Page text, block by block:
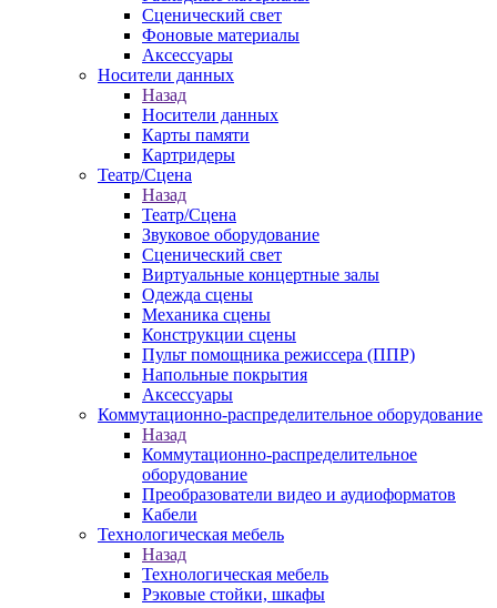
Сценический свет
Фоновые материалы
Аксессуары
Носители данных
Назад
Носители данных
Карты памяти
Картридеры
Театр/Сцена
Назад
Театр/Сцена
Звуковое оборудование
Сценический свет
Виртуальные концертные залы
Одежда сцены
Механика сцены
Конструкции сцены
Пульт помощника режиссера (ППР)
Напольные покрытия
Аксессуары
Коммутационно-распределительное оборудование
Назад
Коммутационно-распределительное
оборудование
Преобразователи видео и аудиоформатов
Кабели
Технологическая мебель
Назад
Технологическая мебель
Рэковые стойки, шкафы